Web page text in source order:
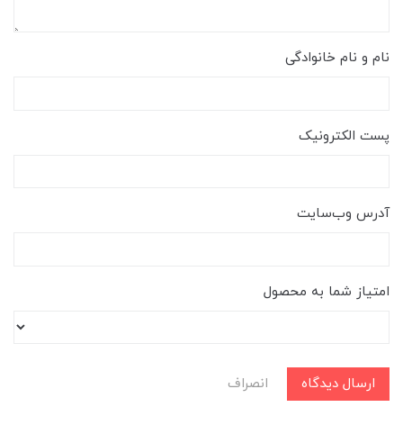
نام و نام خانوادگی
پست الکترونیک
آدرس وب‌سایت
امتیاز شما به محصول
ارسال دیدگاه انصراف